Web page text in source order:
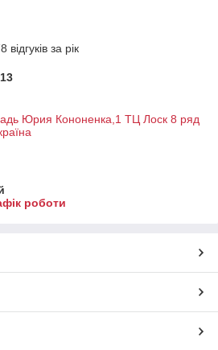
за рік
Юрия Кононенка,1 ТЦ Лоск 8 ряд
роботи